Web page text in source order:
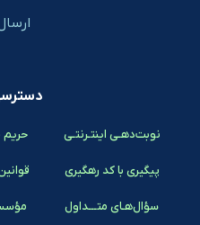
نوبت‌دهـی اینتـرنتـی
پیگیری با کد رهگیری
سؤال‌هـای متـــداول
حریم